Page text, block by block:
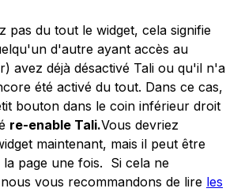
pas du tout le widget, cela signifie
d'autre ayant accès au
avez déjà désactivé Tali ou qu'il n'a
été activé du tout. Dans ce cas,
bouton dans le coin inférieur droit
re-enable Tali.Vous devriez
maintenant, mais il peut être
la page une fois. Si cela ne
vous recommandons de lire les